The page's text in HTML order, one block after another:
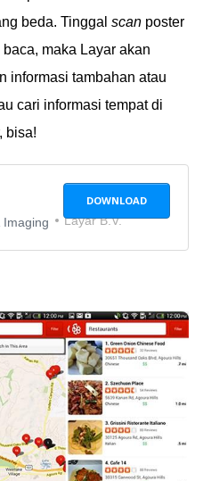
beda. Tinggal scan poster
maka Layar akan
informasi tambahan atau
cari informasi tempat di
bisa!
Imaging Layar B.V.
DOWNLOAD